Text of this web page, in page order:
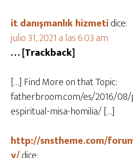
it danışmanlık hizmetidice:
julio 31, 2021 a las 6:03 am
… [Trackback]
[…] Find More on that Topic:
fatherbroom.com/es/2016/
espiritual-misa-homilia/ […]
http://snstheme.com/